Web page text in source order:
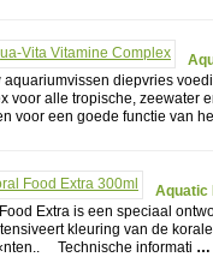
diepvries
voor alle tropische, zeewater
voor een goede functie van
Aquatic
Extra is een speciaal
kleuring van de
Technische informati …